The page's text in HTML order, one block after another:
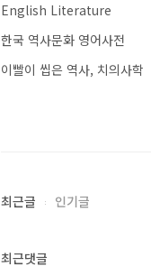
English Literature
한국 역사문화 영어사전
이빨이 씹은 역사, 치의사학
최근글 인기글
최근댓글